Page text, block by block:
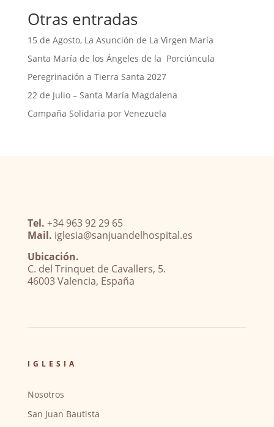
Otras entradas
15 de Agosto, La Asunción de La Virgen María
Santa María de los Ángeles de la Porciúncula
Peregrinación a Tierra Santa 2027
22 de Julio – Santa María Magdalena
Campaña Solidaria por Venezuela
Tel. +34 963 92 29 65
Mail. iglesia@sanjuandelhospital.es
Ubicación.
C. del Trinquet de Cavallers, 5.
46003 Valencia, España
IGLESIA
Nosotros
San Juan Bautista